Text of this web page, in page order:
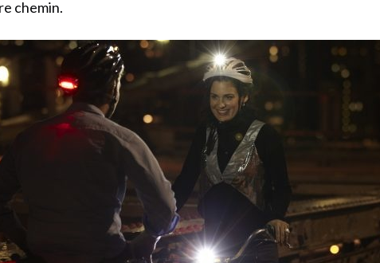
chemin.